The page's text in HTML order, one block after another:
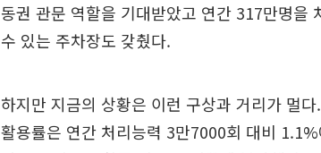
동권 관문 역할을 기대받았고 연간 317만명을
수 있는 주차장도 갖췄다.
하지만 지금의 상황은 이런 구상과 거리가 멀
활용률은 연간 처리능력 3만7000회 대비